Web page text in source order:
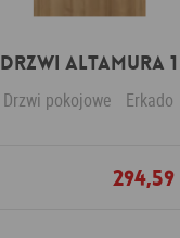
Drzwi Altamura 1
Drzwi pokojowe Erkado
294,59
Dodaj do